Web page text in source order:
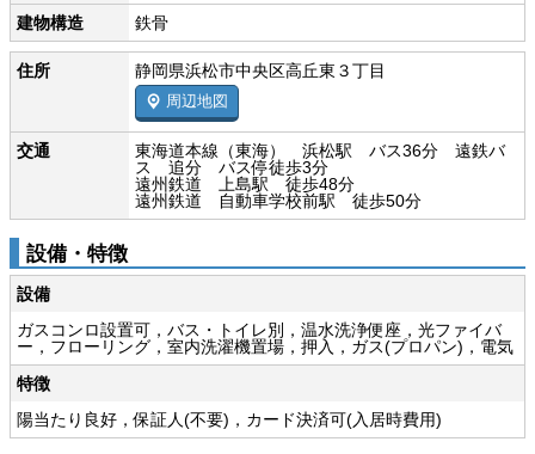
建物構造
鉄骨
住所 静岡県浜松市中央区高丘東３丁目
周辺地図
交通
東海道本線（東海） 浜松駅 バス36分 遠鉄バ
ス 追分 バス停徒歩3分
遠州鉄道 上島駅 徒歩48分
遠州鉄道 自動車学校前駅 徒歩50分
設備・特徴
設備
ガスコンロ設置可，バス・トイレ別，温水洗浄便座，光ファイバ
ー，フローリング，室内洗濯機置場，押入，ガス(プロパン)，電気
特徴
陽当たり良好，保証人(不要)，カード決済可(入居時費用)